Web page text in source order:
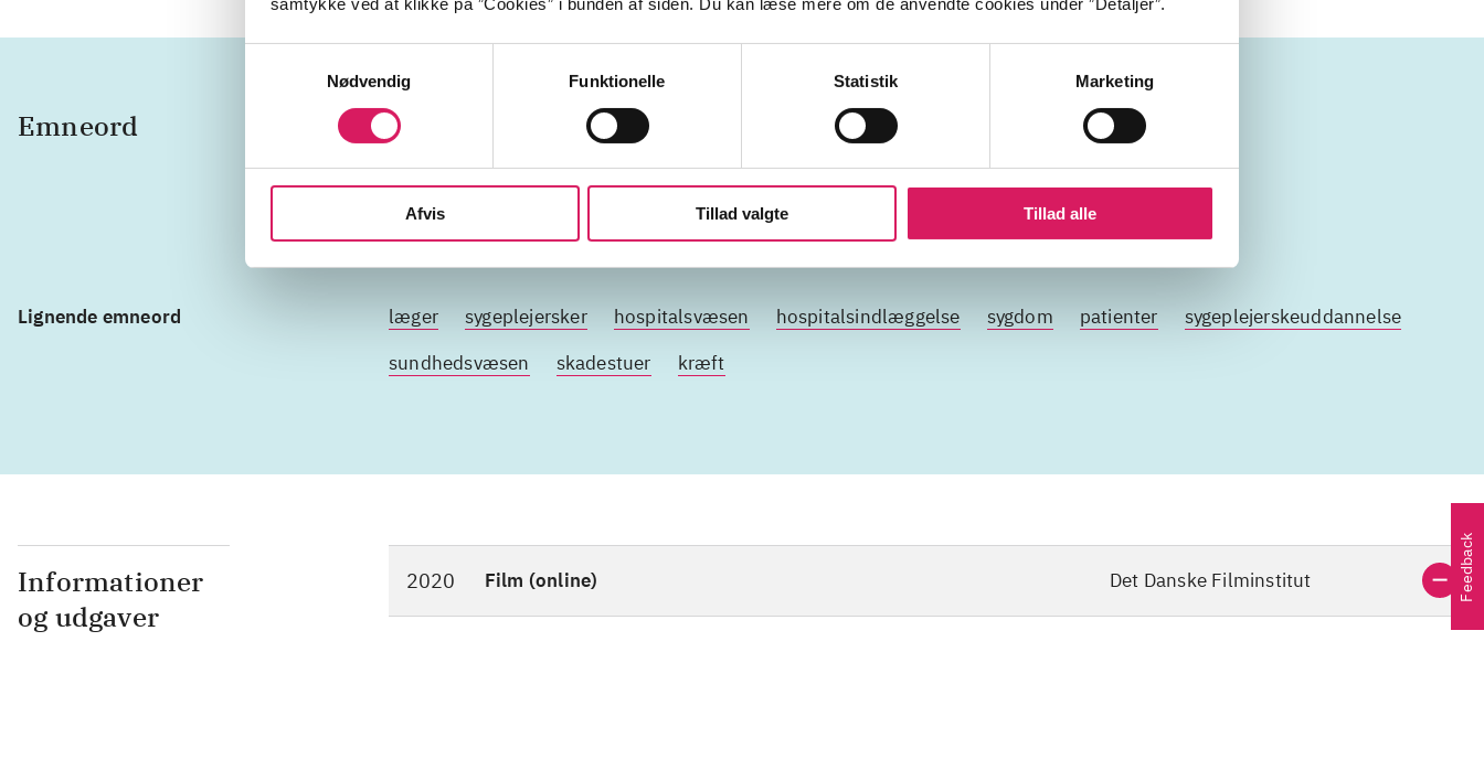
samtykke ved at klikke på ”Cookies” i bunden af siden. Du kan læse mere om de anvendte cookies under ”Detaljer”.
Nødvendig
Funktionelle Statistik Marketing
Afvis Tillad valgte Tillad alle
Emneord dovenskab vagabonder
hospitaler
Danmark
1910'erne
Lignende emneord læger sygeplejersker hospitalsvæsen hospitalsindlæggelse sygdom patienter
sygeplejerskeuddannelse
sundhedsvæsen
skadestuer kræft
Informationer
og udgaver
2020 Film (online) Det Danske Filminstitut Feedback